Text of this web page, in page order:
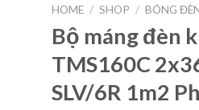
HOME / SHOP / BÓNG
Bộ máng đèn
TMS160C
SLV/6R 1m2